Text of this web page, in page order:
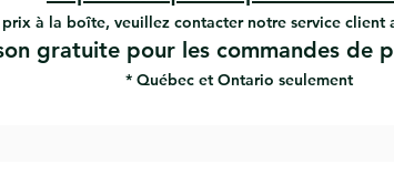
à la boîte, veuillez contacter notre service client
gratuite pour les commandes de
* Québec et Ontario seulement